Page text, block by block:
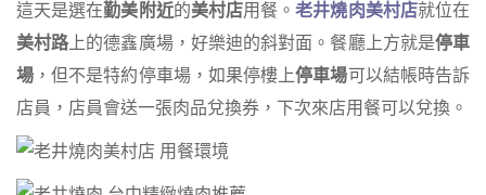
這天是選在勤美附近的美村店用餐。老井燒肉美村店就位在
美村路 上的德鑫廣場，好樂迪的斜對面。餐廳上方就是停車
場 ，但不是特約停車場，如果停樓上停車場可以結帳時告訴
店員，店員會送一張肉品兌換券，下次來店用餐可以兌換。